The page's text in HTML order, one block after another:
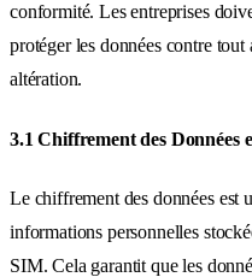
conformité. Les entreprises
protéger les données contre tout
altération.
3.1 Chiffrement des Données
Le chiffrement des données est
informations personnelles
SIM. Cela garantit que les